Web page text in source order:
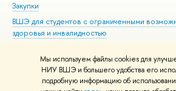
Мы используем файлы cookies для
НИУ ВШЭ и большего удобства его
подробную информацию об
Закупки
ВШЭ для студентов с ограниченными
здоровья и инвалидностью
Единая платежная страница